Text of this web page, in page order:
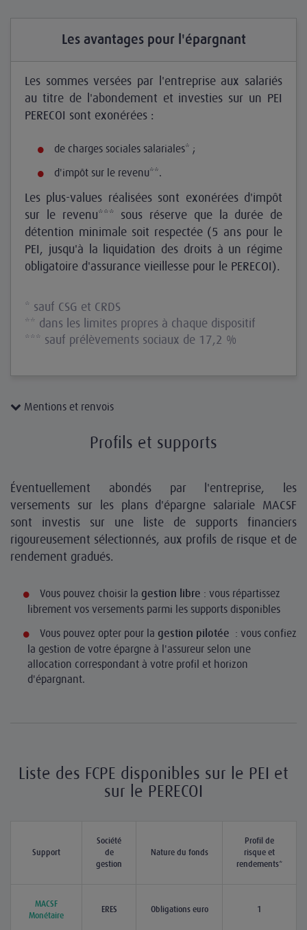
Les avantages pour l'épargnant
Les sommes versées par l'entreprise aux salariés
au titre de l'abondement et investies sur un PEI
PERECOI sont exonérées :
de charges sociales salariales* ;
d'impôt sur le revenu**.
Les plus-values réalisées sont exonérées d'impôt
sur le revenu*** sous réserve que la durée de
détention minimale soit respectée (5 ans pour le
PEI, jusqu'à la liquidation des droits à un régime
obligatoire d'assurance vieillesse pour le PERECOI).
* sauf CSG et CRDS
** dans les limites propres à chaque dispositif
*** sauf prélèvements sociaux de 17,2 %
Mentions et renvois
Profils et supports
Éventuellement abondés par l'entreprise, les
versements sur les plans d'épargne salariale MACSF
sont investis sur une liste de supports financiers
rigoureusement sélectionnés, aux profils de risque et de
rendement gradués.
Vous pouvez choisir la gestion libre : vous répartissez
librement vos versements parmi les supports disponibles
Vous pouvez opter pour la gestion pilotée : vous confiez
la gestion de votre épargne à l'assureur selon une
allocation correspondant à votre profil et horizon
d'épargnant.
Liste des FCPE disponibles sur le PEI et
sur le PERECOI
Support
Société
de
gestion
Nature du fonds
Profil de
risque et
rendements*
MACSF
Monétaire
ERES Obligations euro 1